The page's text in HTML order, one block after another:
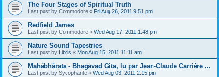
The Four Stages of Spiritual Truth
Last post by Commodore « Fri Aug 26, 2011 9:51 pm
Redfield James
Last post by Commodore « Wed Aug 17, 2011 1:48 pm
Nature Sound Tapestries
Last post by Libris « Mon Aug 15, 2011 11:11 am
Mahâbhârata - Bhagavad Gita, lu par Jean-Claude Carrière ...
Last post by Sycophante « Wed Aug 03, 2011 2:15 pm